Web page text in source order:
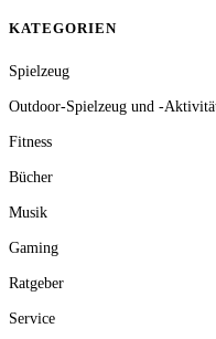
KATEGORIEN
Spielzeug
Outdoor-Spielzeug und -
Fitness
Bücher
Musik
Gaming
Ratgeber
Service